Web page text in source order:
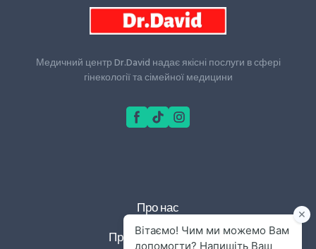
Медичний центр Dr.David надає якісні послуги в сфері
гінекології та сімейної медицини
Про нас
Правила та умови